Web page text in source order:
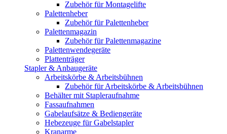
Zubehör für Montagelifte
Palettenheber
Zubehör für Palettenheber
Palettenmagazin
Zubehör für Palettenmagazine
Palettenwendegeräte
Plattenträger
Stapler & Anbaugeräte
Arbeitskörbe & Arbeitsbühnen
Zubehör für Arbeitskörbe & Arbeitsbühnen
Behälter mit Stapleraufnahme
Fassaufnahmen
Gabelaufsätze & Bediengeräte
Hebezeuge für Gabelstapler
Kranarme